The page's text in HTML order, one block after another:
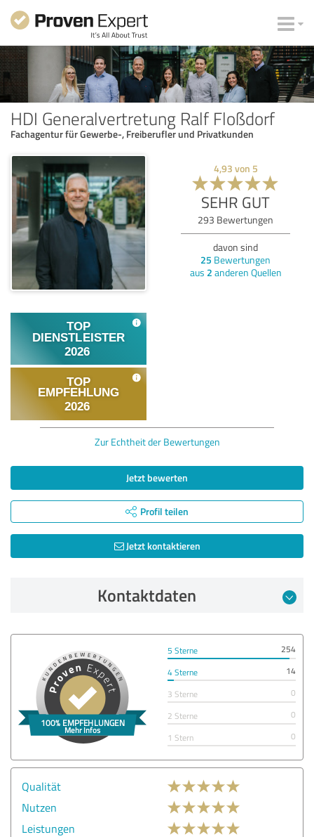
HDI Generalvertretung Ralf Floßdorf
Fachagentur für Gewerbe-, Freiberufler und Privatkunden
4,93 von 5
SEHR GUT
293 Bewertungen
davon sind
25 Bewertungen
aus 2 anderen Quellen
Zur Echtheit der Bewertungen
Jetzt bewerten
Profil teilen
Jetzt kontaktieren
Kontaktdaten
5 Sterne
254
4 Sterne
14
3 Sterne
0
2 Sterne
0
1 Stern
0
Qualität
Nutzen
Leistungen